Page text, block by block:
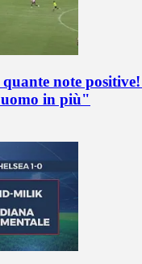
note
in più"